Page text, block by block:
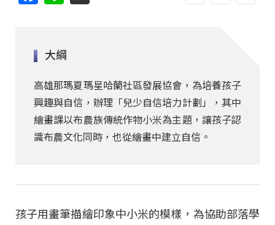
大綱
高雄那瑪夏瑪星哈蘭社區發展協會，為培養孩子
興趣與自信，辦理「兒少自信培力計劃」，其中
繪畫課以布農族傳統作物小米為主題，讓孩子認
識布農文化同時，也從繪畫中建立自信。
孩子用畫筆描繪印象中小米的模樣，為協助部落學